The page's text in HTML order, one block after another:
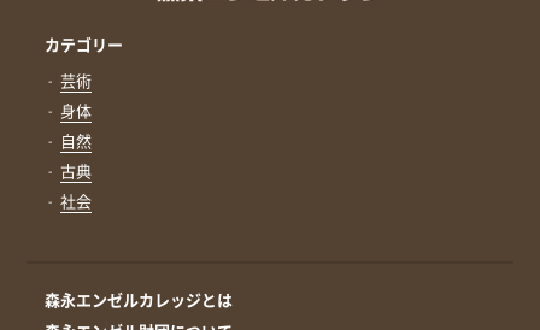
カテゴリー
芸術
身体
自然
古典
社会
森永エンゼルカレッジとは